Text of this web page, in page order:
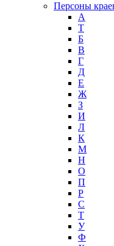
Персоны
А
T
Б
В
Г
Д
Е
Ж
З
И
Л
К
М
Н
О
П
Р
С
Т
У
Ф